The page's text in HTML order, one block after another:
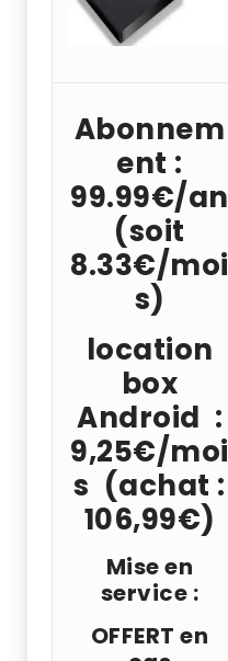
Abonnem
ent :
99.99€/an
(soit
8.33€/moi
s)
location
box
Android :
9,25€/moi
s (achat :
106,99€)
Mise en
service :
OFFERT en